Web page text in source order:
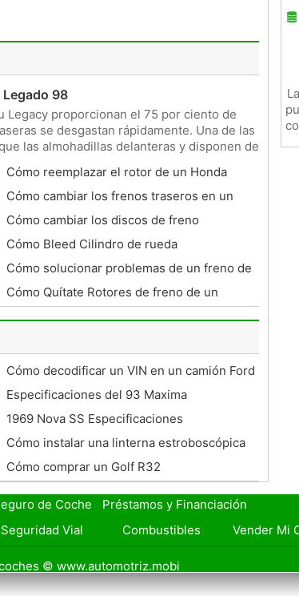
98
Legacy proporcionan el 75 por ciento de
se desgastan rápidamente. Una de las
las almohadillas delanteras y disponen de
Cómo reemplazar el rotor de un Honda
Prelude
Cómo cambiar los frenos traseros en un
1998 Toyota
Cómo cambiar los discos de freno
delanteros en un 2005 Ford Focus
Cómo Bleed Cilindro de rueda
Cómo solucionar problemas de un freno de
la válvula de retención de energía
Cómo Quítate Rotores de freno de un
Mazda MPV
Cómo decodificar un VIN en un camión Ford
600 1965
Especificaciones del 93 Maxima
1969 Nova SS Especificaciones
Cómo instalar una linterna estroboscópica
Cómo comprar un Golf R32
de Coche
Préstamos y Financiación
Seguridad Vial Combustibles Vender Mi
© www.automotriz.mobi